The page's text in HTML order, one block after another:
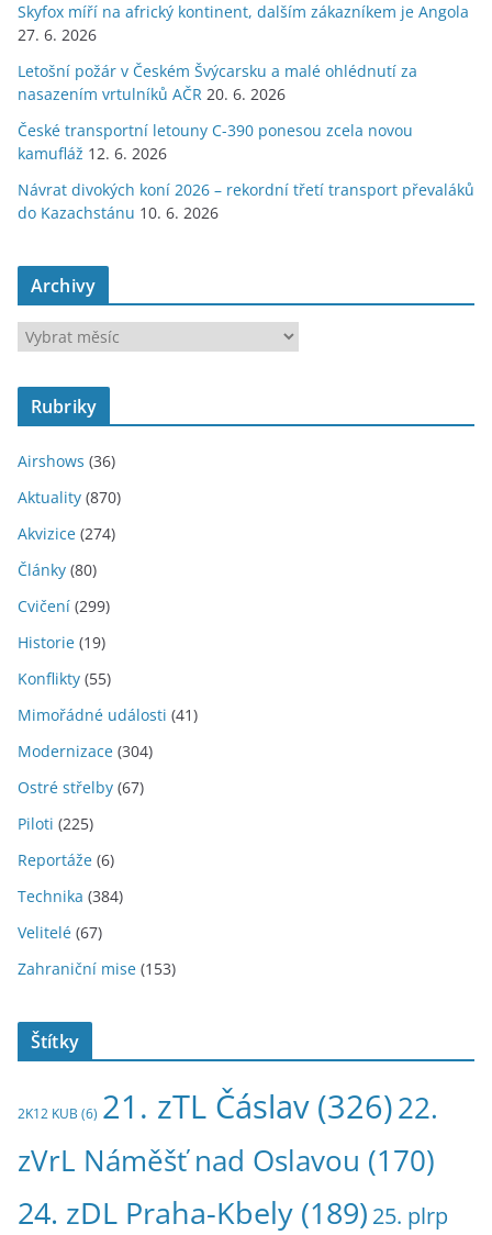
Skyfox míří na africký kontinent, dalším zákazníkem je Angola
27. 6. 2026
Letošní požár v Českém Švýcarsku a malé ohlédnutí za
nasazením vrtulníků AČR 20. 6. 2026
České transportní letouny C-390 ponesou zcela novou
kamufláž 12. 6. 2026
Návrat divokých koní 2026 – rekordní třetí transport převaláků
do Kazachstánu 10. 6. 2026
Archivy
A
c
v
y
Rubriky
Airshows (36)
Aktuality (870)
Akvizice (274)
Články (80)
Cvičení (299)
Historie (19)
Konflikty (55)
Mimořádné události (41)
Modernizace (304)
Ostré střelby (67)
Piloti (225)
Reportáže (6)
Technika (384)
Velitelé (67)
Zahraniční mise (153)
Štítky
2K12 KUB (6) 21. zTL Čáslav(326)22.
zVrL Náměšť nad Oslavou (170)
24. zDL Praha-Kbely (189) 25. plrp